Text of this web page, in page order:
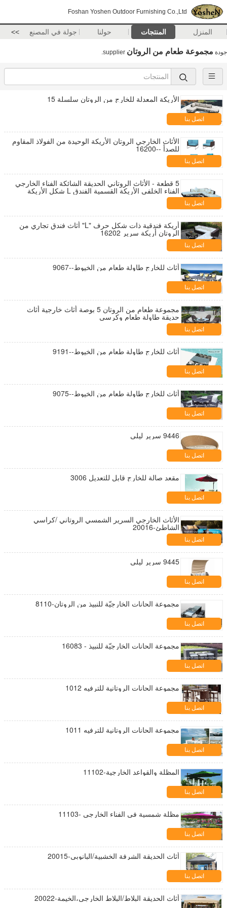
Foshan Yoshen Outdoor Furnishing Co.,Ltd
المنزل المنتجات حولنا جولة في المصنع >>
جودة مجموعة طعام من الروتان
الأريكة المعدلة للخارج من الروتان سلسلة 15
اتصل بنا
الأثاث الخارجي الروتان الأريكة الوحيدة من الفولاذ المقاوم
للصدأ --16200
اتصل بنا
5 قطعة - الأثاث الروتاني الحديقة الشائكة الفناء الخارجي
الفناء الخلفي الأريكة القسمية الفندق L شكل الأريكة
-9020 اتصل بنا
أريكة فندقية ذات شكل حرف "L" أثاث فندق تجاري من
الروتان أريكة سرير 16202
اتصل بنا
أثاث للخارج طاولة طعام من الخيوط--9067
اتصل بنا
مجموعة طعام من الروتان 5 بوصة أثاث خارجية أثاث
حديقة طاولة طعام وكرسي
اتصل بنا
أثاث للخارج طاولة طعام من الخيوط--9191
اتصل بنا
أثاث للخارج طاولة طعام من الخيوط--9075
اتصل بنا
9446 سرير ليلي
اتصل بنا
مقعد صالة للخارج قابل للتعديل 3006
اتصل بنا
الأثاث الخارجي السرير الشمسي الروتاني /كراسي
الشاطئ-20016
اتصل بنا
9445 سرير ليلي
اتصل بنا
مجموعة الحانات الخارجيّة للنبيذ من الروتان-8110
اتصل بنا
مجموعة الحانات الخارجيّة للنبيذ - 16083
اتصل بنا
مجموعة الحانات الروتانية للترفيه 1012
اتصل بنا
مجموعة الحانات الروتانية للترفيه 1011
اتصل بنا
المظلة والقواعد الخارجية-11102
اتصل بنا
مظلة شمسية في الفناء الخارجي -11103
اتصل بنا
أثاث الحديقة الشرفة الخشبية/البانوبي-20015
اتصل بنا
أثاث الحديقة البلاط/البلاط الخارجي،الخيمة-20022